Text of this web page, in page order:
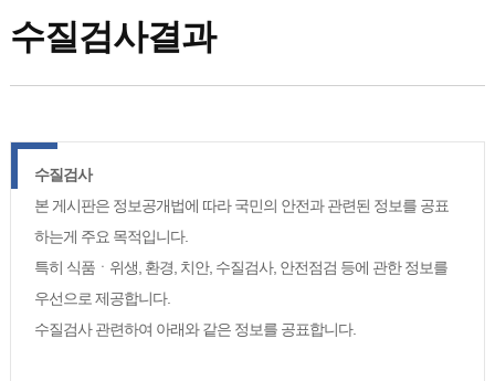
수질검사결과
수질검사
본 게시판은 정보공개법에 따라 국민의 안전과 관련된 정보를 공표
하는게 주요 목적입니다.
특히 식품ㆍ위생, 환경, 치안, 수질검사, 안전점검 등에 관한 정보를
우선으로 제공합니다.
수질검사 관련하여 아래와 같은 정보를 공표합니다.